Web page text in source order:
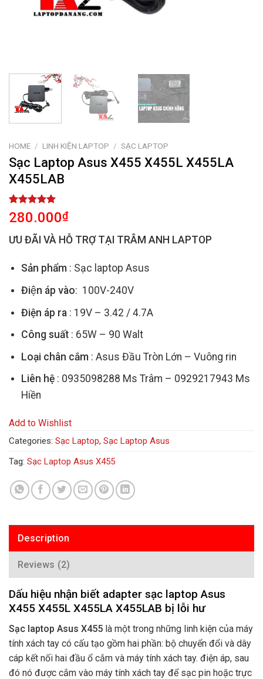
HOME / LINH KIỆN LAPTOP / SẠC LAPTOP
Sạc Laptop Asus X455 X455L X455LA
X455LAB
Rated
5.00
out of 5
based on
2
customer
280.000₫
ƯU ĐÃI VÀ HỖ TRỢ TẠI TRÂM ANH LAPTOP
Sản phẩm : Sạc laptop Asus
Điện áp vào: 100V-240V
Điện áp ra: 19V – 3.42 / 4.7A
Công suất: 65W – 90 Walt
Loại chân cắm : Asus Đầu Tròn Lớn – Vuông rin
Liên hệ: 0935098288 Ms Trâm – 0929217943 Ms
Hiền
Add to Wishlist
Categories: Sạc Laptop, Sạc Laptop Asus
Tag: Sạc Laptop Asus X455
Description
Reviews (2)
Dấu hiệu nhận biết adapter sạc laptop Asus
X455 X455L X455LA X455LAB bị lỗi hư
Sạc laptop Asus X455 là một trong những linh kiện của máy
tính xách tay có cấu tạo gồm hai phần: bộ chuyển đổi và dây
cáp kết nối hai đầu ổ cắm và máy tính xách tay. điện áp, sau
đó nó được cắm vào máy tính xách tay để sạc pin hoặc trực